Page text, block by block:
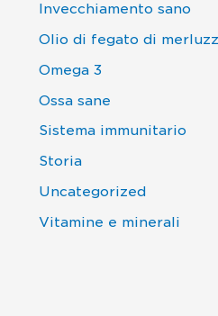
Invecchiamento sano
Olio di fegato di
Omega 3
Ossa sane
Sistema immunitario
Storia
Uncategorized
Vitamine e minerali